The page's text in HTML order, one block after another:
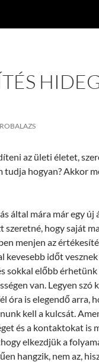
az ületi életet,
tudja hogyan? Akkor
által mára már egy új
hogy saját
menjen az
kevesebb időt
sokkal előbb
van. Legyen szó
óra is elegendő arra,
kell a kulcsát.
és a kontaktokat is
elkezdjük a
hangzik, nem az,